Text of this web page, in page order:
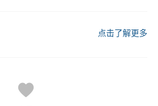
点击了解更多